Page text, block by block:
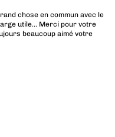
chose en commun avec le
utile… Merci pour votre
beaucoup aimé votre